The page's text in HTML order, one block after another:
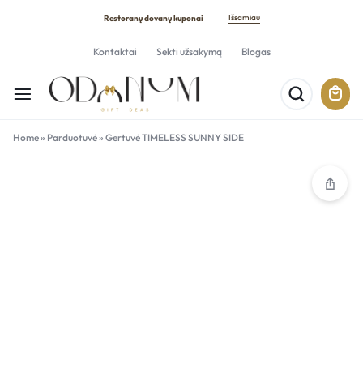
Restoranų dovanų kuponai Išsamiau
Kontaktai Sekti užsakymą Blogas
Home» Parduotuvė» Gertuvė TIMELESS SUNNY SIDE